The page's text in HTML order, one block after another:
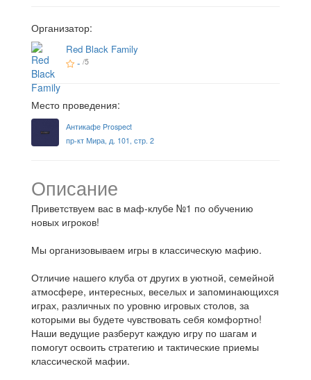
Организатор:
Red Black Family
- /5
Место проведения:
Антикафе Prospect
пр-кт Мира, д. 101, стр. 2
Описание
Приветствуем вас в маф-клубе №1 по обучению
новых игроков!
Мы организовываем игры в классическую мафию.
Отличие нашего клуба от других в уютной, семейной
атмосфере, интересных, веселых и запоминающихся
играх, различных по уровню игровых столов, за
которыми вы будете чувствовать себя комфортно!
Наши ведущие разберут каждую игру по шагам и
помогут освоить стратегию и тактические приемы
классической мафии.